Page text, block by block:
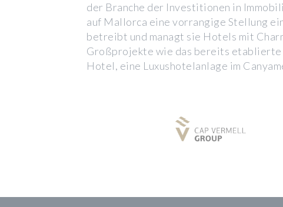
der Branche der Investitionen in
auf Mallorca eine vorrangige Stellung
betreibt und managt sie Hotels mit
Großprojekte wie das bereits etablierte
Hotel, eine Luxushotelanlage im